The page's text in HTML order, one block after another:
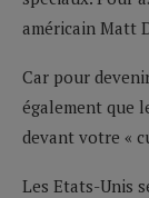
américain Matt
Car pour
également que
devant votre «
Les Etats-Unis